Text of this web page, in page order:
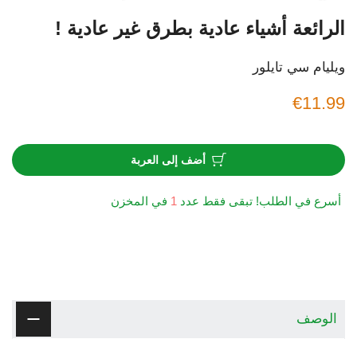
الرائعة أشياء عادية بطرق غير عادية !
ويليام سي تايلور
€11.99
أضف إلى العربة
أسرع في الطلب! تبقى فقط عدد 1 في المخزن
الوصف